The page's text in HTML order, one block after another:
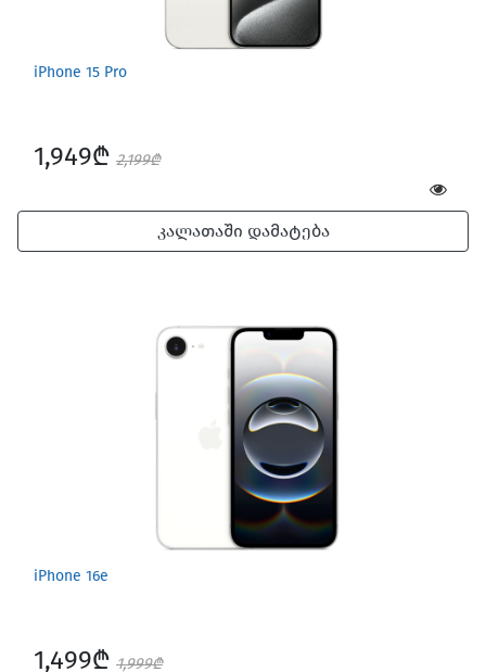
iPhone 15 Pro
1,949₾ 2,199₾
კალათაში დამატება
iPhone 16e
1,499₾ 1,999₾